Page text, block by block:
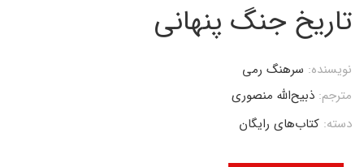
تاریخ جنگ پنهانی
نویسنده: سرهنگ رمی
مترجم: ذبیح‌الله منصوری
دسته: کتاب‌های رایگان